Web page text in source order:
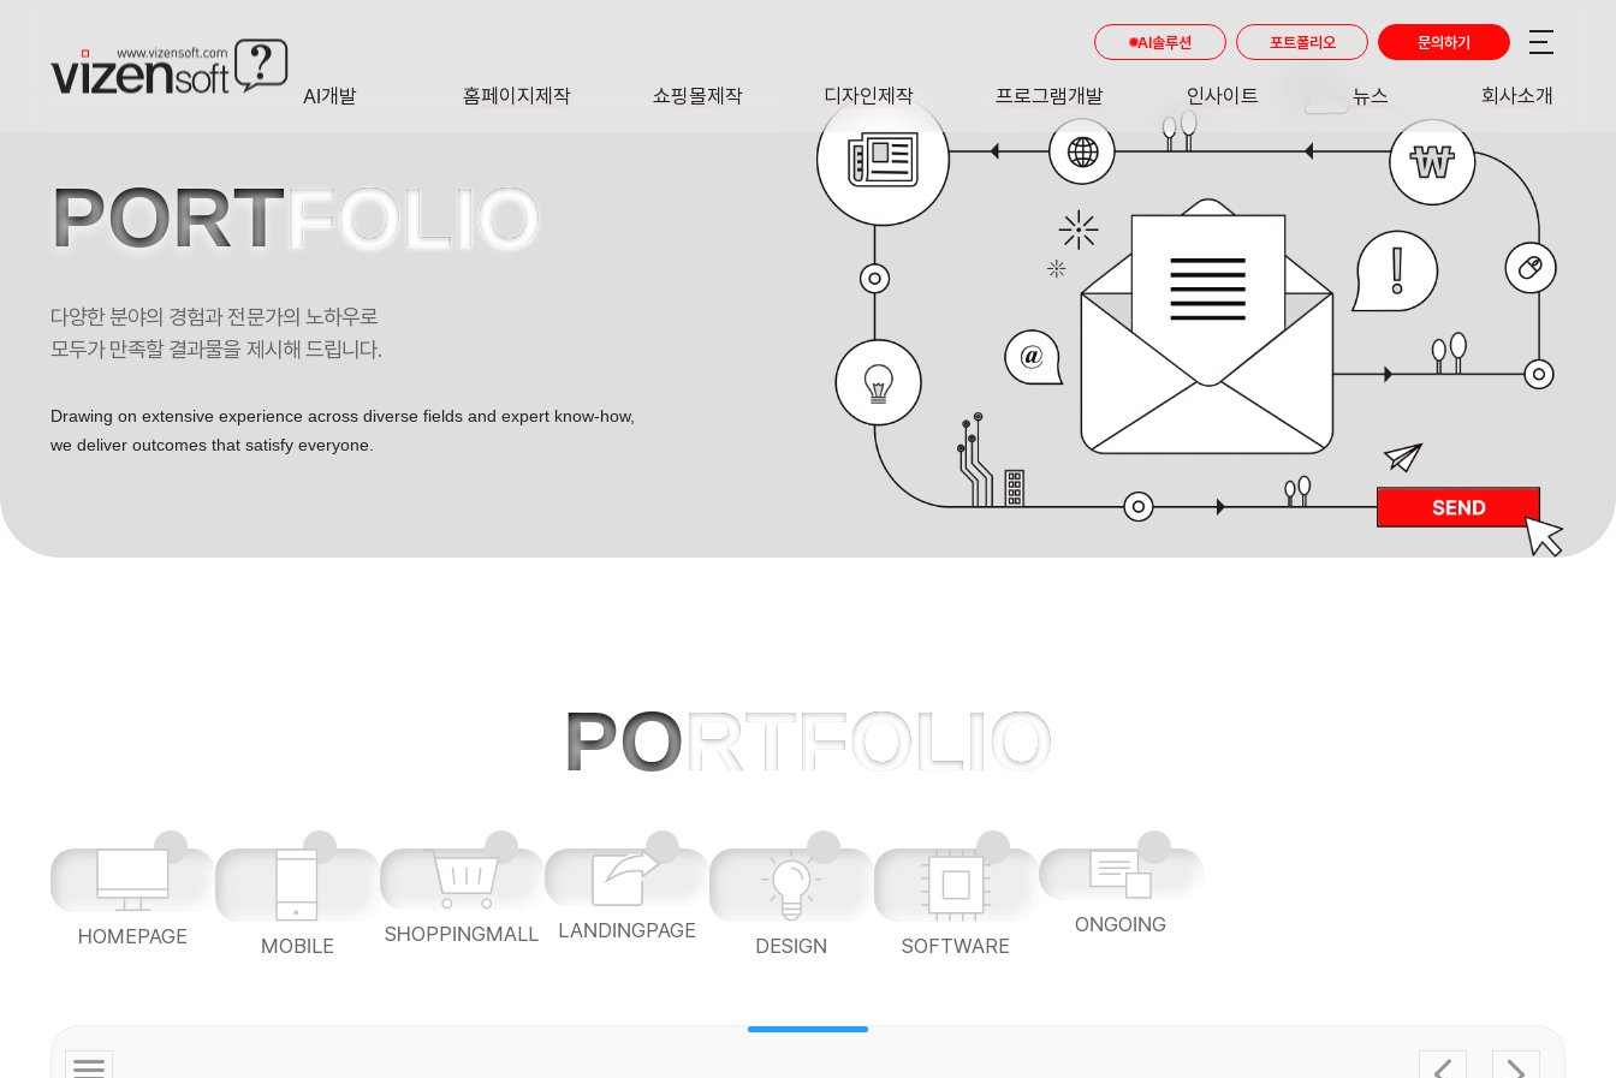
AI개발 홈페이지제작 쇼핑몰제작 디자인제작
DESIGN
프로그램개발
SOFTWARE
인사이트
INSIGHT
뉴스
NEWS
회사소개
AI솔루션 포트폴리오 문의하기
똑똑한 주식투자의 시작, 로보어드바이저 써미트투자자문 포트폴리오
PORTFOLIO
다양한 분야의 경험과 전문가의 노하우로
모두가 만족할 결과물을 제시해 드립니다.
Drawing on extensive experience across diverse fields and expert know-how,
we deliver outcomes that satisfy everyone.
PORTFOLIO
HOMEPAGE MOBILE SHOPPINGMALL LANDINGPAGE
DESIGN SOFTWARE
ONGOING